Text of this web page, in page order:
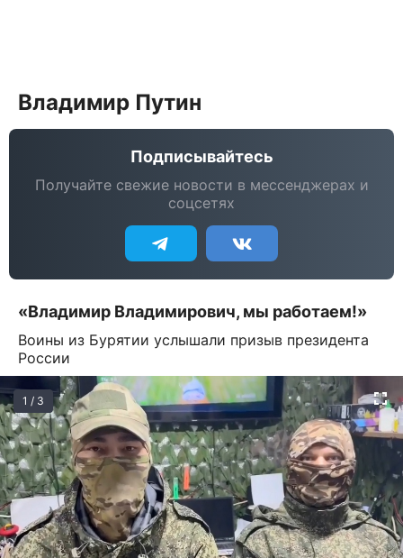
Владимир Путин
Подписывайтесь
Получайте свежие новости в мессенджерах и
соцсетях
«Владимир Владимирович, мы работаем!»
Воины из Бурятии услышали призыв президента
России
1 / 3